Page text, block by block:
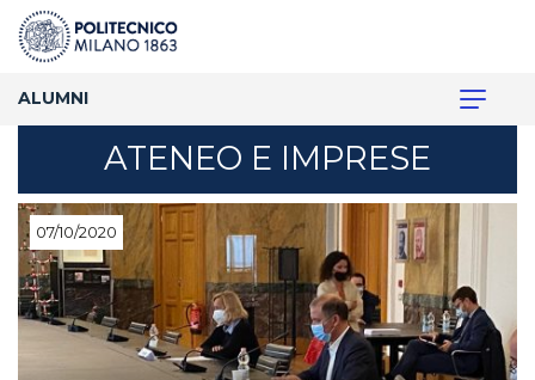
ALUMNI
ATENEO E IMPRESE
07/10/2020